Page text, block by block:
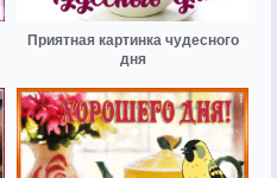
Приятная картинка чудесного
дня